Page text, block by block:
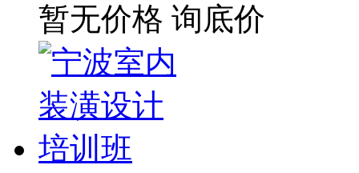
暂无价格 询底价